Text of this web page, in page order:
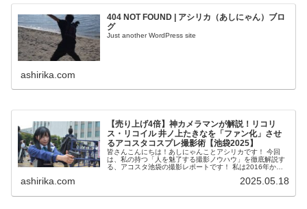
404 NOT FOUND | アシリカ（あしにゃん）ブロ
グ
Just another WordPress site
ashirika.com
【売り上げ4倍】神カメラマンが解説！リコリ
ス・リコイル 井ノ上たきなを「ファン化」させ
るアコスタコスプレ撮影術【池袋2025】
皆さんこんにちは！あしにゃんことアシリカです！ 今回
は、私の持つ「人を魅了する撮影ノウハウ」を徹底解説す
る、アコスタ池袋の撮影レポートです！ 私は2016年から
ashirika.com 2025.05.18